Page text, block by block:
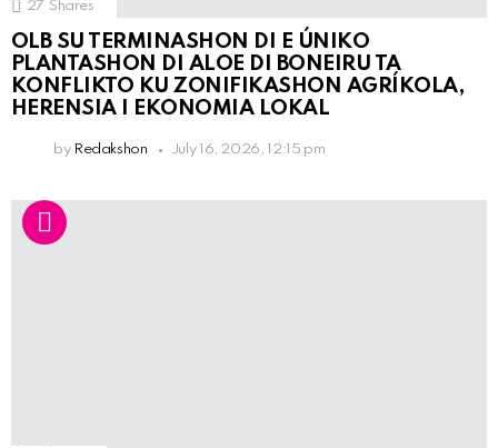
27 Shares
OLB SU TERMINASHON DI E ÚNIKO
PLANTASHON DI ALOE DI BONEIRU TA
KONFLIKTO KU ZONIFIKASHON AGRÍKOLA,
HERENSIA I EKONOMIA LOKAL
by Redakshon July 16, 2026, 12:15 pm